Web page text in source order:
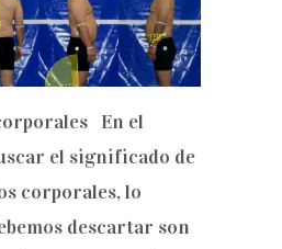
En el
el significado de
corporales, lo
descartar son